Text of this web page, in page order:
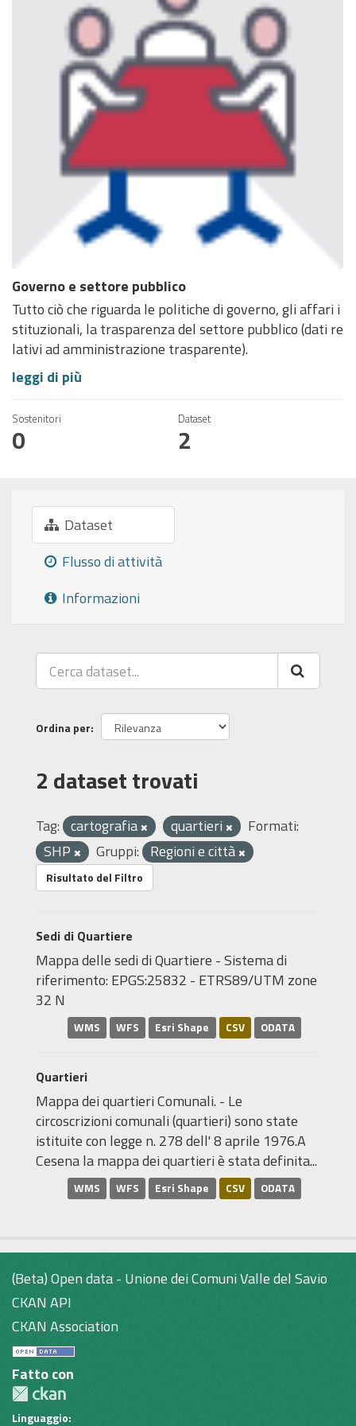
Governo e settore pubblico
Tutto ciò che riguarda le politiche di governo, gli affari i
stituzionali, la trasparenza del settore pubblico (dati re
lativi ad amministrazione trasparente).
leggi di più
Sostenitori
0
Dataset
2
Dataset
Flusso di attività
Informazioni
Ordina per
2 dataset trovati
Tag: cartografia quartieri
Formati:
SHP
Gruppi: Regioni e città
Risultato del Filtro
Sedi di Quartiere
Mappa delle sedi di Quartiere - Sistema di
riferimento: EPGS:25832 - ETRS89/UTM zone
32 N
WMS WFS Esri Shape CSV ODATA
Quartieri
Mappa dei quartieri Comunali. - Le
circoscrizioni comunali (quartieri) sono state
istituite con legge n. 278 dell' 8 aprile 1976.A
Cesena la mappa dei quartieri è stata definita...
WMS WFS Esri Shape CSV ODATA
(Beta) Open data - Unione dei Comuni Valle del Savio
CKAN API
CKAN Association
Fatto con
Linguaggio